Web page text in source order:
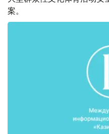
案。